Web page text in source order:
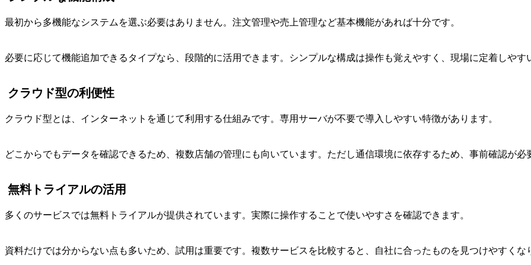
最初から多機能なシステムを選ぶ必要はありません。注文管理や売上管理など基本機能があれば十分です。
必要に応じて機能追加できるタイプなら、段階的に活用できます。シンプルな構成は操作も覚えやすく、現場に定着しやす
クラウド型の利便性
クラウド型とは、インターネットを通じて利用する仕組みです。専用サーバが不要で導入しやすい特徴があります。
どこからでもデータを確認できるため、複数店舗の管理にも向いています。ただし通信環境に依存するため、事前確認が必
無料トライアルの活用
多くのサービスでは無料トライアルが提供されています。実際に操作することで使いやすさを確認できます。
資料だけでは分からない点も多いため、試用は重要です。複数サービスを比較すると、自社に合ったものを見つけやすくな